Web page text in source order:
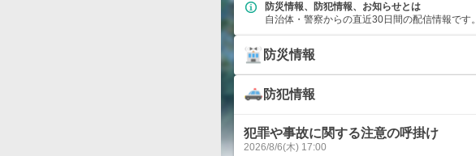
防災情報、防犯情報、お知らせとは
自治体・警察からの直近30日間の配信情報です。
防災情報
防犯情報
犯罪や事故に関する注意の呼掛け
2026/8/6(木) 17:00